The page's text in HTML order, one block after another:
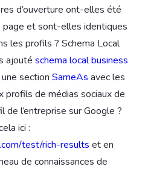
d’ouverture ont-elles été
page et sont-elles identiques
les profils ? Schema Local
ajouté schema local business
section SameAs avec les
profils de médias sociaux de
de l’entreprise sur Google ?
ici :
test/rich-results et en
de connaissances de